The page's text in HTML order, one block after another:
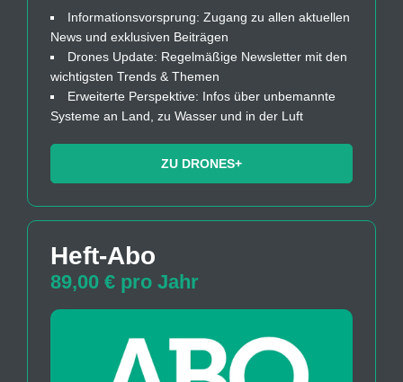
Informationsvorsprung: Zugang zu allen aktuellen
News und exklusiven Beiträgen
Drones Update: Regelmäßige Newsletter mit den
wichtigsten Trends & Themen
Erweiterte Perspektive: Infos über unbemannte
Systeme an Land, zu Wasser und in der Luft
ZU DRONES+
Heft-Abo
89,00 € pro Jahr